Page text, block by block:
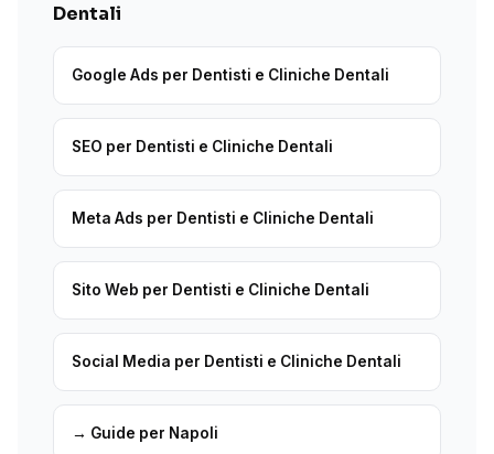
Dentali
Google Ads per Dentisti e Cliniche Dentali
SEO per Dentisti e Cliniche Dentali
Meta Ads per Dentisti e Cliniche Dentali
Sito Web per Dentisti e Cliniche Dentali
Social Media per Dentisti e Cliniche Dentali
→ Guide per Napoli